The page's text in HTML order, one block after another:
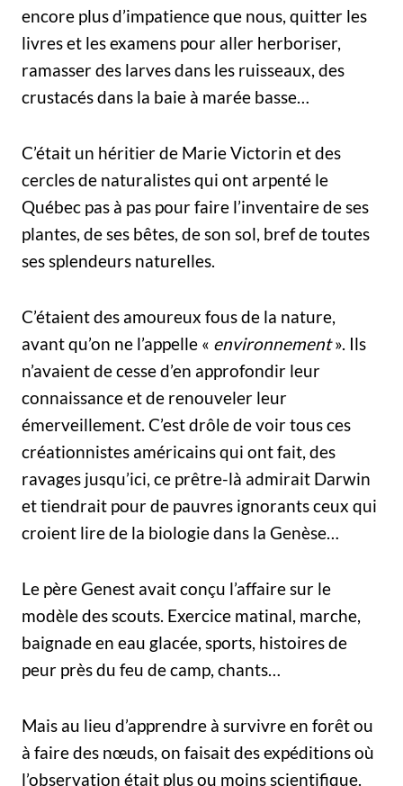
encore plus d’impatience que nous, quitter les
livres et les examens pour aller herboriser,
ramasser des larves dans les ruisseaux, des
crustacés dans la baie à marée basse…
C’était un héritier de Marie­ Victorin et des
cercles de naturalistes qui ont arpenté le
Québec pas à pas pour faire l’inventaire de ses
plantes, de ses bêtes, de son sol, bref de toutes
ses splendeurs naturelles.
C’étaient des amoureux fous de la nature,
avant qu’on ne l’appelle « environnement». Ils
n’avaient de cesse d’en approfondir leur
connaissance et de renouveler leur
émerveillement. C’est drôle de voir tous ces
créationnistes américains qui ont fait, des
ravages jusqu’ici, ce prêtre-là admirait Darwin
et tiendrait pour de pauvres ignorants ceux qui
croient lire de la biologie dans la Genèse…
Le père Genest avait conçu l’affaire sur le
modèle des scouts. Exercice matinal, marche,
baignade en eau glacée, sports, histoires de
peur près du feu de camp, chants…
Mais au lieu d’apprendre à survivre en forêt ou
à faire des nœuds, on faisait des expéditions où
l’observation était plus ou moins scientifique.